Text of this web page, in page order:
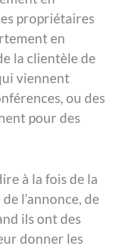
propriétaires
en
la clientèle de
viennent
ou des
pour des
à la fois de la
l’annonce, de
ils ont des
donner les